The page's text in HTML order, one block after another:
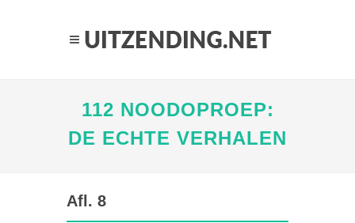
112 NOODOPROEP:
DE ECHTE VERHALEN
Afl. 8